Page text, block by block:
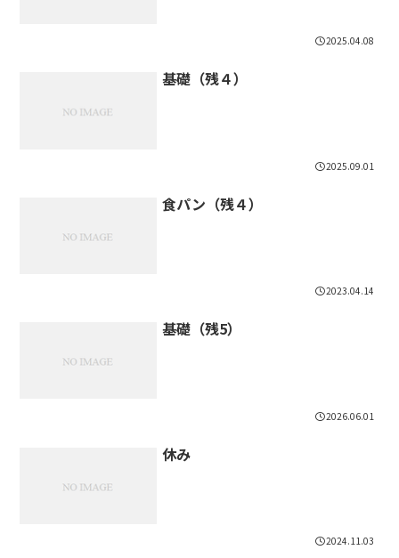
2025.04.08
基礎（残４）
2025.09.01
食パン（残４）
2023.04.14
基礎（残5）
2026.06.01
休み
2024.11.03